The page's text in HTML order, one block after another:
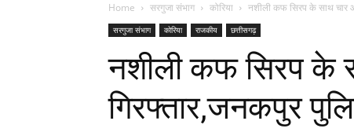
Home सरगुजा संभाग कोरिया नशीली कफ सिरप के साथ चार
सरगुजा संभाग कोरिया राजकीय छत्तीसगढ़
नशीली कफ सिरप के
गिरफ्तार,जनकपुर